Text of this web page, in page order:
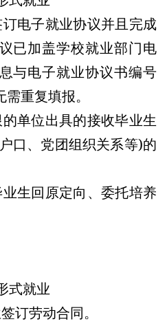
电子就业协议并且完成
已加盖学校就业部门电
与电子就业协议书编号
重复填报。
单位出具的接收毕业生
口、党团组织关系等)的
生回原定向、委托培养
式就业
订劳动合同。